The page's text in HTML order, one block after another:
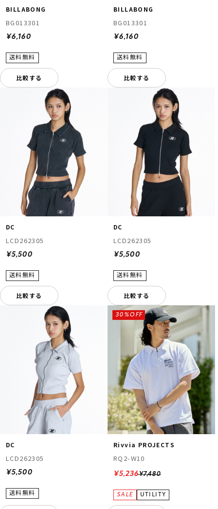
BILLABONG
BG013301
¥6,160
比較する
BILLABONG
BG013301
¥6,160
比較する
DC
LCD262305
¥5,500
比較する
DC
LCD262305
¥5,500
比較する
DC
LCD262305
¥5,500
Rivvia PROJECTS
RQ2-W10
¥7,480
30%OFF
¥5,236